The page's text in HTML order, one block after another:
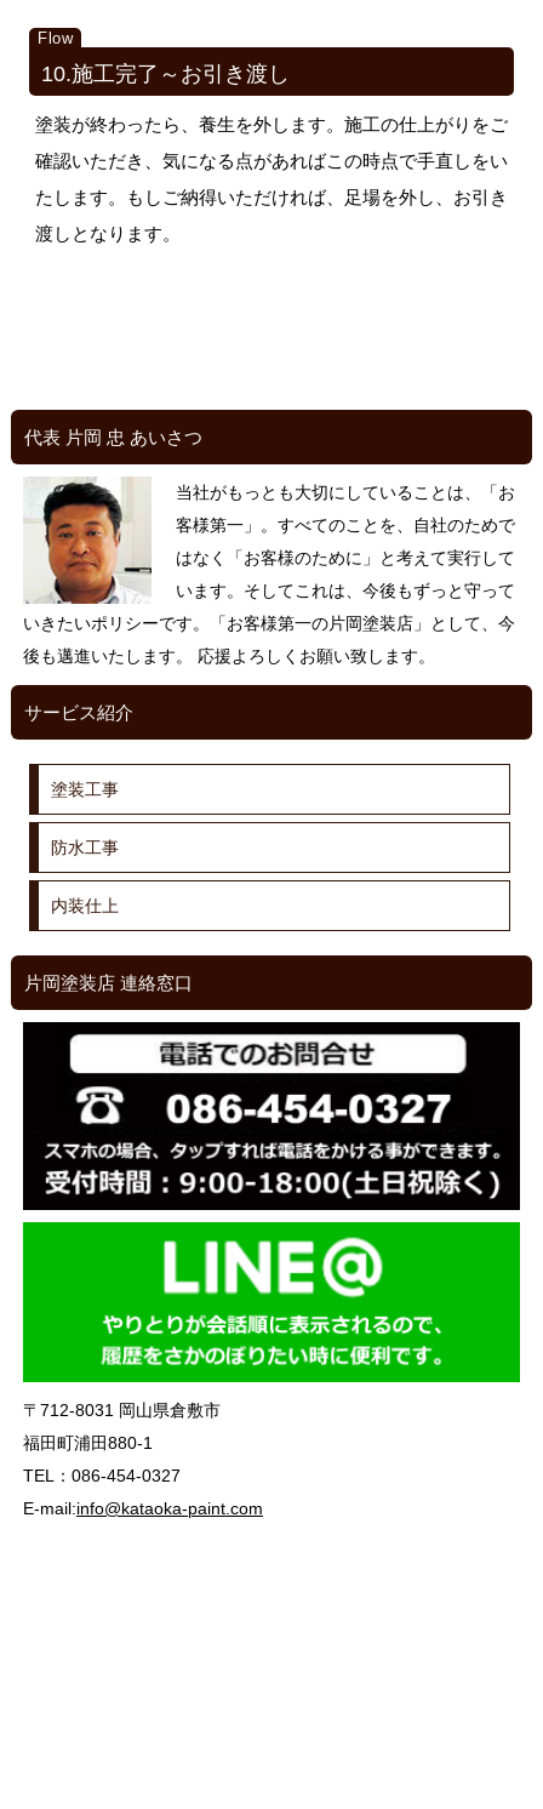
10.施工完了～お引き渡し
塗装が終わったら、養生を外します。施工の仕上がりをご
確認いただき、気になる点があればこの時点で手直しをい
たします。もしご納得いただければ、足場を外し、お引き
渡しとなります。
代表 片岡 忠 あいさつ
当社がもっとも大切にしていることは、「お
客様第一」。すべてのことを、自社のためで
はなく「お客様のために」と考えて実行して
います。そしてこれは、今後もずっと守って
いきたいポリシーです。「お客様第一の片岡塗装店」として、今
後も邁進いたします。 応援よろしくお願い致します。
サービス紹介
塗装工事
防水工事
内装仕上
片岡塗装店 連絡窓口
〒712-8031 岡山県倉敷市
福田町浦田880-1
TEL：086-454-0327
E-mail:info@kataoka-paint.com